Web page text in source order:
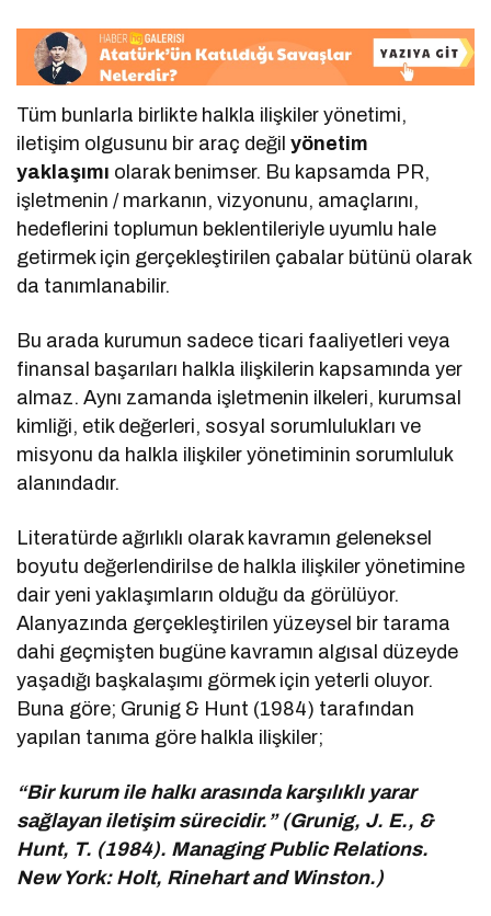
Tüm bunlarla birlikte halkla ilişkiler yönetimi,
iletişim olgusunu bir araç değilyönetim
yaklaşımı olarak benimser. Bu kapsamda PR,
işletmenin / markanın, vizyonunu, amaçlarını,
hedeflerini toplumun beklentileriyle uyumlu hale
getirmek için gerçekleştirilen çabalar bütünü olarak
da tanımlanabilir.
Bu arada kurumun sadece ticari faaliyetleri veya
finansal başarıları halkla ilişkilerin kapsamında yer
almaz. Aynı zamanda işletmenin ilkeleri, kurumsal
kimliği, etik değerleri, sosyal sorumlulukları ve
misyonu da halkla ilişkiler yönetiminin sorumluluk
alanındadır.
Literatürde ağırlıklı olarak kavramın geleneksel
boyutu değerlendirilse de halkla ilişkiler yönetimine
dair yeni yaklaşımların olduğu da görülüyor.
Alanyazında gerçekleştirilen yüzeysel bir tarama
dahi geçmişten bugüne kavramın algısal düzeyde
yaşadığı başkalaşımı görmek için yeterli oluyor.
Buna göre; Grunig & Hunt (1984) tarafından
yapılan tanıma göre halkla ilişkiler;
“Bir kurum ile halkı arasında karşılıklı yarar
sağlayan iletişim sürecidir.” (Grunig, J. E., &
Hunt, T. (1984). Managing Public Relations.
New York: Holt, Rinehart and Winston.)